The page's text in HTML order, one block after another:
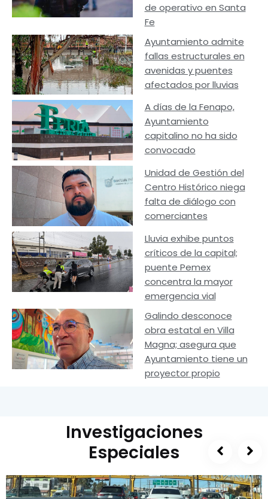
de operativo en Santa
Fe
Ayuntamiento admite
fallas estructurales en
avenidas y puentes
afectados por lluvias
A días de la Fenapo,
Ayuntamiento
capitalino no ha sido
convocado
Unidad de Gestión del
Centro Histórico niega
falta de diálogo con
comerciantes
Lluvia exhibe puntos
críticos de la capital;
puente Pemex
concentra la mayor
emergencia vial
Galindo desconoce
obra estatal en Villa
Magna; asegura que
Ayuntamiento tiene un
proyector propio
Investigaciones
Especiales